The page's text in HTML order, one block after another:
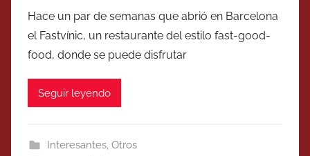
Hace un par de semanas que abrió en Barcelona
el Fastvínic, un restaurante del estilo fast-good-
food, donde se puede disfrutar
Seguir leyendo
Interesantes, Otros